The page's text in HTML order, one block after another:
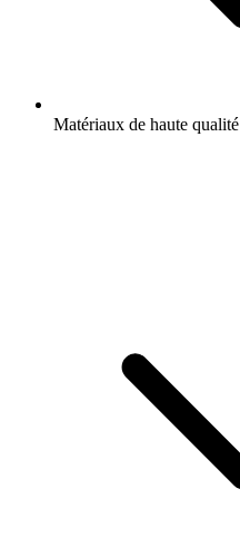
Matériaux de haute qualité